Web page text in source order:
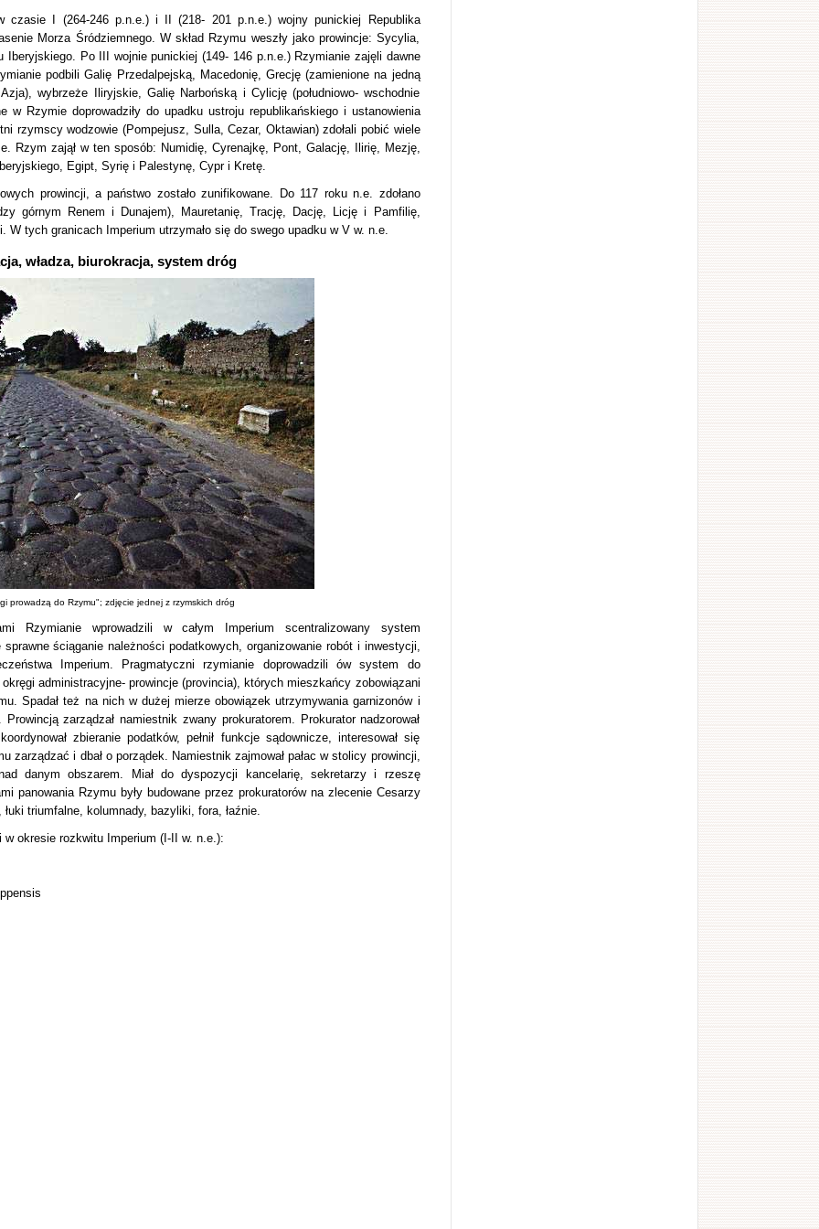
czasie I (264-246 p.n.e.) i II (218- 201 p.n.e.) wojny punickiej Republika
Morza Śródziemnego. W skład Rzymu weszły jako prowincje: Sycylia,
Iberyjskiego. Po III wojnie punickiej (149- 146 p.n.e.) Rzymianie zajęli dawne
podbili Galię Przedalpejską, Macedonię, Grecję (zamienione na jedną
wybrzeże Iliryjskie, Galię Narbońską i Cylicję (południowo- wschodnie
w Rzymie doprowadziły do upadku ustroju republikańskiego i ustanowienia
rzymscy wodzowie (Pompejusz, Sulla, Cezar, Oktawian) zdołali pobić wiele
Rzym zajął w ten sposób: Numidię, Cyrenajkę, Pont, Galację, Ilirię, Mezję,
Egipt, Syrię i Palestynę, Cypr i Kretę.
prowincji, a państwo zostało zunifikowane. Do 117 roku n.e. zdołano
górnym Renem i Dunajem), Mauretanię, Trację, Dację, Licję i Pamfilię,
W tych granicach Imperium utrzymało się do swego upadku w V w. n.e.
władza, biurokracja, system dróg
prowadzą do Rzymu"; zdjęcie jednej z rzymskich dróg
Rzymianie wprowadzili w całym Imperium scentralizowany system
ściąganie należności podatkowych, organizowanie robót i inwestycji,
Imperium. Pragmatyczni rzymianie doprowadzili ów system do
administracyjne- prowincje (provincia), których mieszkańcy zobowiązani
Spadał też na nich w dużej mierze obowiązek utrzymywania garnizonów i
zarządzał namiestnik zwany prokuratorem. Prokurator nadzorował
zbieranie podatków, pełnił funkcje sądownicze, interesował się
zarządzać i dbał o porządek. Namiestnik zajmował pałac w stolicy prowincji,
danym obszarem. Miał do dyspozycji kancelarię, sekretarzy i rzeszę
panowania Rzymu były budowane przez prokuratorów na zlecenie Cesarzy
triumfalne, kolumnady, bazyliki, fora, łaźnie.
okresie rozkwitu Imperium (I-II w. n.e.):